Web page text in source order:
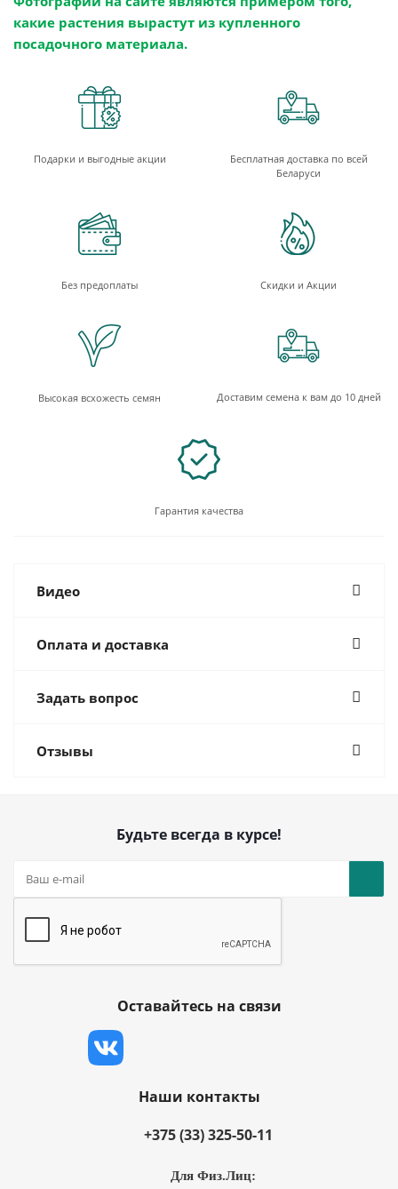
какие растения вырастут из купленного
посадочного материала.
Подарки и выгодные акции
Бесплатная доставка по всей
Беларуси
Без предоплаты Скидки и Акции
Высокая всхожесть семян Доставим семена к вам до 10 дней
Гарантия качества
Видео
Оплата и доставка
Задать вопрос
Отзывы
Будьте всегда в курсе!
Оставайтесь на связи
Наши контакты
+375 (33) 325-50-11
Для Физ.Лиц: